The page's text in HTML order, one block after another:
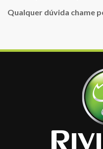
Qualquer dúvida chame